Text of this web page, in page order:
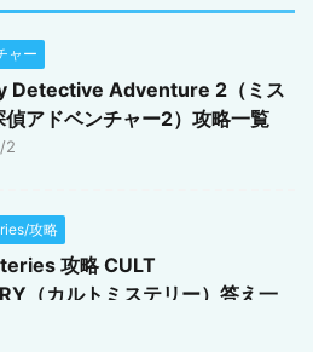
ャー
Detective Adventure 2（ミス
偵アドベンチャー2）攻略一覧
2
攻略
攻略 CULT
（カルトミステリー）答え一